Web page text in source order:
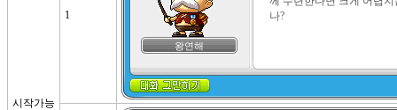
시작가능
1
왕연해
나?